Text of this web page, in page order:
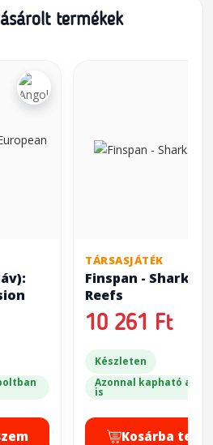
termékek
TÁRSASJÁTÉK
Finspan - Sharks &
Reefs
10 261 Ft
Készleten
Azonnal kapható a
is
Kosárba